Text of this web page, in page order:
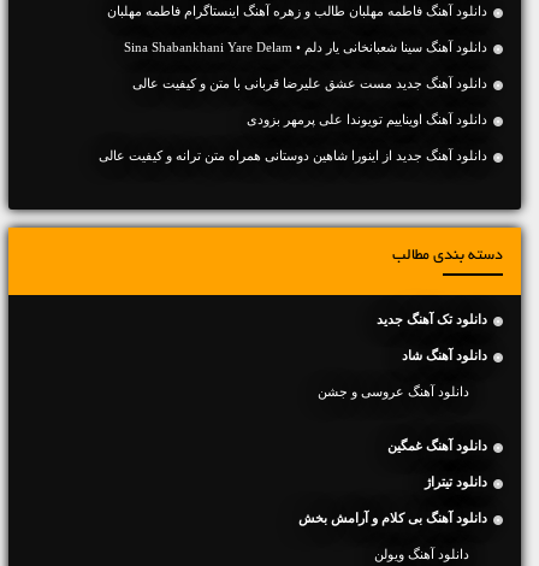
دانلود آهنگ فاطمه مهلبان طالب و زهره آهنگ اینستاگرام فاطمه مهلبان
دانلود آهنگ سینا شعبانخانی یار دلم • Sina Shabankhani Yare Delam
دانلود آهنگ جديد مست عشق علیرضا قربانی با متن و کیفیت عالی
دانلود آهنگ اویناییم تویوندا علی پرمهر بزودی
دانلود آهنگ جديد از اینورا شاهین دوستانی همراه متن ترانه و کیفیت عالی
دسته بندی مطالب
دانلود تک آهنگ جدید
دانلود آهنگ شاد
دانلود آهنگ عروسی و جشن
دانلود آهنگ غمگین
دانلود تیتراژ
دانلود آهنگ بی کلام و آرامش بخش
دانلود آهنگ ویولن